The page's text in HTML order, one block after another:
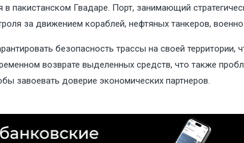
пакистанском Гвадаре. Порт, занимающий
за движением кораблей, нефтяных танкеров,
безопасность трассы на своей территории,
возврате выделенных средств, что также
завоевать доверие экономических партнеров.